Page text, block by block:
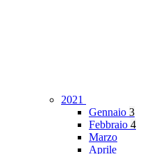
2021
Gennaio 3
Febbraio 4
Marzo
Aprile